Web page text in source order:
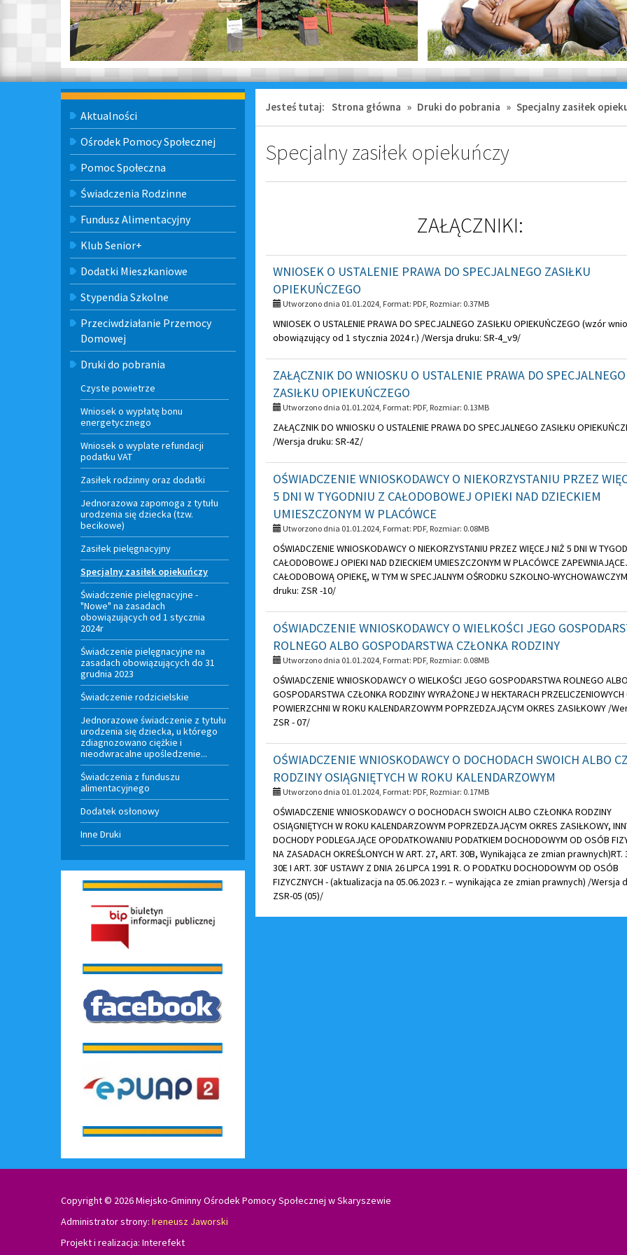
Jesteś tutaj: Strona główna » Druki do pobrania » Specjalny zasiłek
Specjalny zasiłek opiekuńczy
ZAŁĄCZNIKI:
WNIOSEK O USTALENIE PRAWA DO SPECJALNEGO ZASIŁKU
OPIEKUŃCZEGO
Utworzono dnia 01.01.2024, Format: PDF, Rozmiar: 0.37MB
WNIOSEK O USTALENIE PRAWA DO SPECJALNEGO ZASIŁKU OPIEKUŃCZEGO (wzór
obowiązujący od 1 stycznia 2024 r.) /Wersja druku: SR-4_v9/
ZAŁĄCZNIK DO WNIOSKU O USTALENIE PRAWA DO SPECJALNEGO
ZASIŁKU OPIEKUŃCZEGO
Utworzono dnia 01.01.2024, Format: PDF, Rozmiar: 0.13MB
ZAŁĄCZNIK DO WNIOSKU O USTALENIE PRAWA DO SPECJALNEGO ZASIŁKU
/Wersja druku: SR-4Z/
OŚWIADCZENIE WNIOSKODAWCY O NIEKORZYSTANIU PRZEZ
5 DNI W TYGODNIU Z CAŁODOBOWEJ OPIEKI NAD DZIECKIEM
UMIESZCZONYM W PLACÓWCE
Utworzono dnia 01.01.2024, Format: PDF, Rozmiar: 0.08MB
OŚWIADCZENIE WNIOSKODAWCY O NIEKORZYSTANIU PRZEZ WIĘCEJ NIŻ 5 DNI W
CAŁODOBOWEJ OPIEKI NAD DZIECKIEM UMIESZCZONYM W PLACÓWCE
CAŁODOBOWĄ OPIEKĘ, W TYM W SPECJALNYM OŚRODKU SZKOLNO-
druku: ZSR -10/
OŚWIADCZENIE WNIOSKODAWCY O WIELKOŚCI JEGO
ROLNEGO ALBO GOSPODARSTWA CZŁONKA RODZINY
Utworzono dnia 01.01.2024, Format: PDF, Rozmiar: 0.08MB
OŚWIADCZENIE WNIOSKODAWCY O WIELKOŚCI JEGO GOSPODARSTWA ROLNEGO ALBO
GOSPODARSTWA CZŁONKA RODZINY WYRAŻONEJ W HEKTARACH
POWIERZCHNI W ROKU KALENDARZOWYM POPRZEDZAJĄCYM OKRES ZASIŁKOWY /
ZSR - 07/
OŚWIADCZENIE WNIOSKODAWCY O DOCHODACH SWOICH ALBO
RODZINY OSIĄGNIĘTYCH W ROKU KALENDARZOWYM
Utworzono dnia 01.01.2024, Format: PDF, Rozmiar: 0.17MB
OŚWIADCZENIE WNIOSKODAWCY O DOCHODACH SWOICH ALBO CZŁONKA RODZINY
OSIĄGNIĘTYCH W ROKU KALENDARZOWYM POPRZEDZAJĄCYM OKRES ZASIŁKOWY,
DOCHODY PODLEGAJĄCE OPODATKOWANIU PODATKIEM DOCHODOWYM OD OSÓB
NA ZASADACH OKREŚLONYCH W ART. 27, ART. 30B, Wynikająca ze zmian prawnych)RT.
30E I ART. 30F USTAWY Z DNIA 26 LIPCA 1991 R. O PODATKU DOCHODOWYM OD OSÓB
FIZYCZNYCH - (aktualizacja na 05.06.2023 r. – wynikająca ze zmian prawnych) /Wersja
ZSR-05 (05)/
Menu
Aktualności
Ośrodek Pomocy Społecznej
Pomoc Społeczna
Świadczenia Rodzinne
Fundusz Alimentacyjny
Klub Senior+
Dodatki Mieszkaniowe
Stypendia Szkolne
Przeciwdziałanie Przemocy
Domowej
Druki do pobrania
Czyste powietrze
Wniosek o wypłatę bonu
energetycznego
Wniosek o wyplate refundacji
podatku VAT
Zasiłek rodzinny oraz dodatki
Jednorazowa zapomoga z tytułu
urodzenia się dziecka (tzw.
becikowe)
Zasiłek pielęgnacyjny
Specjalny zasiłek opiekuńczy
Świadczenie pielęgnacyjne -
"Nowe" na zasadach
obowiązujących od 1 stycznia
2024r
Świadczenie pielęgnacyjne na
zasadach obowiązujących do 31
grudnia 2023
Świadczenie rodzicielskie
Jednorazowe świadczenie z tytułu
urodzenia się dziecka, u którego
zdiagnozowano ciężkie i
nieodwracalne upośledzenie...
Świadczenia z funduszu
alimentacyjnego
Dodatek osłonowy
Inne Druki
Copyright © 2026 Miejsko-Gminny Ośrodek Pomocy Społecznej w Skaryszewie
Administrator strony: Ireneusz Jaworski
Projekt i realizacja: Interefekt